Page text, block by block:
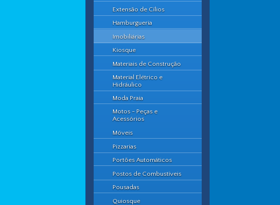
Extensão de Cílios
Hamburgueria
Imobiliárias
Kiosque
Materiais de Construção
Material Elétrico e
Hidráulico
Moda Praia
Motos - Peças e
Acessórios
Móveis
Pizzarias
Portões Automáticos
Postos de Combustíveis
Pousadas
Quiosque